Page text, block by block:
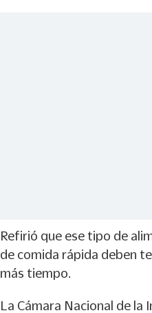
Refirió que ese tipo de
de comida rápida deben
más tiempo.
La Cámara Nacional de